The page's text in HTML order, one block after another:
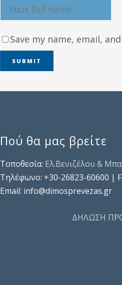
Save my name, email,
Πού θα μας βρείτε
Τοποθεσία: Ελ.Βενιζέλου &
Τηλέφωνo: +30-26823-60600 |
Email: info@dimosprevezas.gr
ΔΗΛΩΣΗ